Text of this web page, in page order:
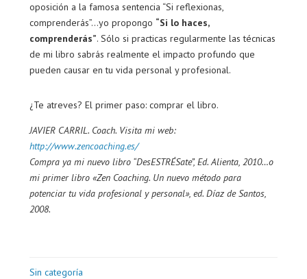
oposición a la famosa sentencia “Si reflexionas,
comprenderás”…yo propongo “Si lo haces,
comprenderás”. Sólo si practicas regularmente las técnicas
de mi libro sabrás realmente el impacto profundo que
pueden causar en tu vida personal y profesional.
¿Te atreves? El primer paso: comprar el libro.
JAVIER CARRIL. Coach. Visita mi web:
http://www.zencoaching.es/
Compra ya mi nuevo libro “DesESTRÉSate”, Ed. Alienta, 2010…o
mi primer libro «Zen Coaching. Un nuevo método para
potenciar tu vida profesional y personal», ed. Díaz de Santos,
2008.
Sin categoría